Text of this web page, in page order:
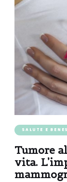
SALUTE E
Tumore
vita.